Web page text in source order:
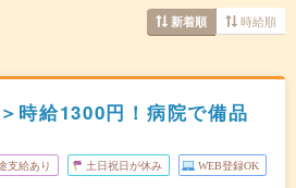
新着順 時給順
時給1300円！病院で備品
支給あり 土日祝日が休み WEB登録OK